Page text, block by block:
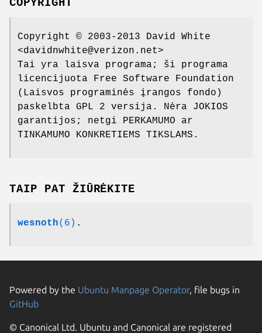
COPYRIGHT
Copyright © 2003-2013 David White
<davidnwhite@verizon.net>
Tai yra laisva programa; ši programa
licencijuota Free Software Foundation
(Laisvos programinės įrangos fondo)
paskelbta GPL 2 versija. Nėra JOKIOS
garantijos; netgi PERKAMUMO ar
TINKAMUMO KONKRETIEMS TIKSLAMS.
TAIP PAT ŽIŪRĖKITE
wesnoth(6) .
Powered by the Ubuntu Manpage Operator, file bugs in
GitHub
© Canonical Ltd. Ubuntu and Canonical are registered